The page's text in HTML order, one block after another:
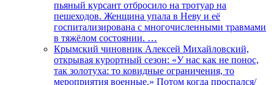
пьяный курсант отбросило на тротуар на
пешеходов. Женщина упала в Неву и её
госпитализирована с многочисленными травмами
в тяжёлом состоянии. …
Крымский чиновник Алексей Михайловский,
открывая курортный сезон: «У нас как не понос,
так золотуха: то ковидные ограничения, то
мероприятия военные.» Потом когда проспался/